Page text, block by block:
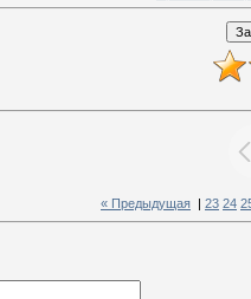
« Предыдущая 23 24